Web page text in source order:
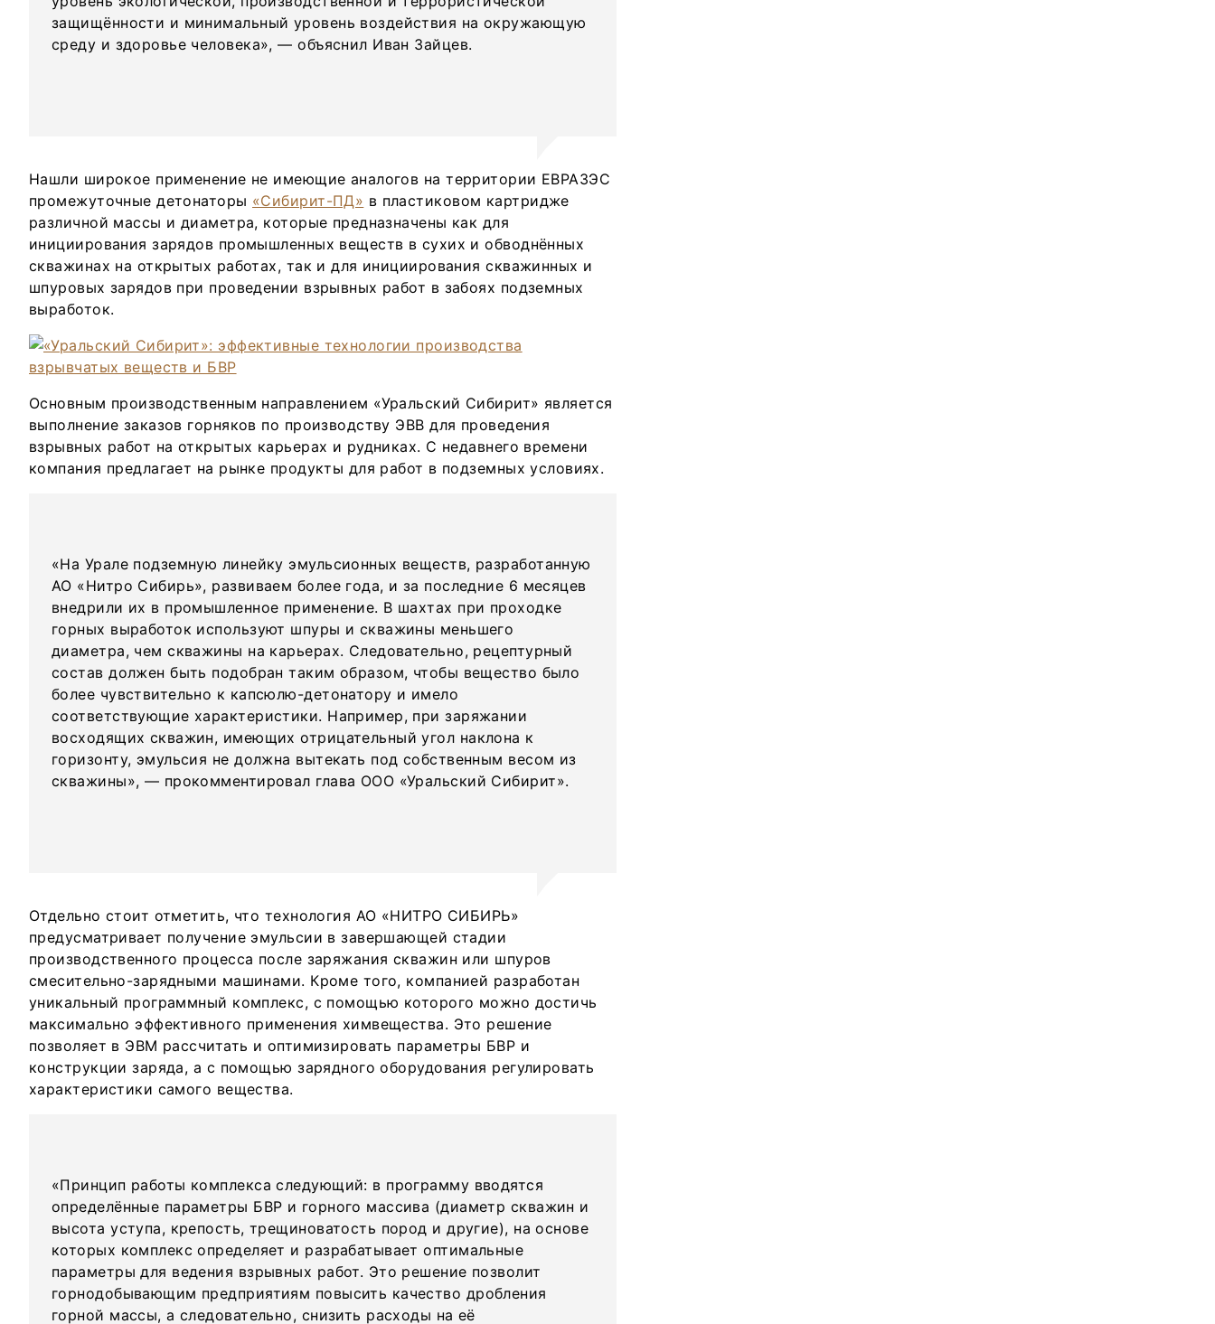
защищённости и минимальный уровень воздействия на окружающую
среду и здоровье человека», — объяснил Иван Зайцев.
Нашли широкое применение не имеющие аналогов на территории ЕВРАЗЭС
промежуточные детонаторы «Сибирит-ПД» в пластиковом картридже
различной массы и диаметра, которые предназначены как для
инициирования зарядов промышленных веществ в сухих и обводнённых
скважинах на открытых работах, так и для инициирования скважинных и
шпуровых зарядов при проведении взрывных работ в забоях подземных
выработок.
Основным производственным направлением «Уральский Сибирит» является
выполнение заказов горняков по производству ЭВВ для проведения
взрывных работ на открытых карьерах и рудниках. С недавнего времени
компания предлагает на рынке продукты для работ в подземных условиях.
«На Урале подземную линейку эмульсионных веществ, разработанную
АО «Нитро Сибирь», развиваем более года, и за последние 6 месяцев
внедрили их в промышленное применение. В шахтах при проходке
горных выработок используют шпуры и скважины меньшего
диаметра, чем скважины на карьерах. Следовательно, рецептурный
состав должен быть подобран таким образом, чтобы вещество было
более чувствительно к капсюлю-детонатору и имело
соответствующие характеристики. Например, при заряжании
восходящих скважин, имеющих отрицательный угол наклона к
горизонту, эмульсия не должна вытекать под собственным весом из
скважины», — прокомментировал глава ООО «Уральский Сибирит».
Отдельно стоит отметить, что технология АО «НИТРО СИБИРЬ»
предусматривает получение эмульсии в завершающей стадии
производственного процесса после заряжания скважин или шпуров
смесительно-зарядными машинами. Кроме того, компанией разработан
уникальный программный комплекс, с помощью которого можно достичь
максимально эффективного применения химвещества. Это решение
позволяет в ЭВМ рассчитать и оптимизировать параметры БВР и
конструкции заряда, а с помощью зарядного оборудования регулировать
характеристики самого вещества.
«Принцип работы комплекса следующий: в программу вводятся
определённые параметры БВР и горного массива (диаметр скважин и
высота уступа, крепость, трещиноватость пород и другие), на основе
которых комплекс определяет и разрабатывает оптимальные
параметры для ведения взрывных работ. Это решение позволит
горнодобывающим предприятиям повысить качество дробления
горной массы, а следовательно, снизить расходы на её